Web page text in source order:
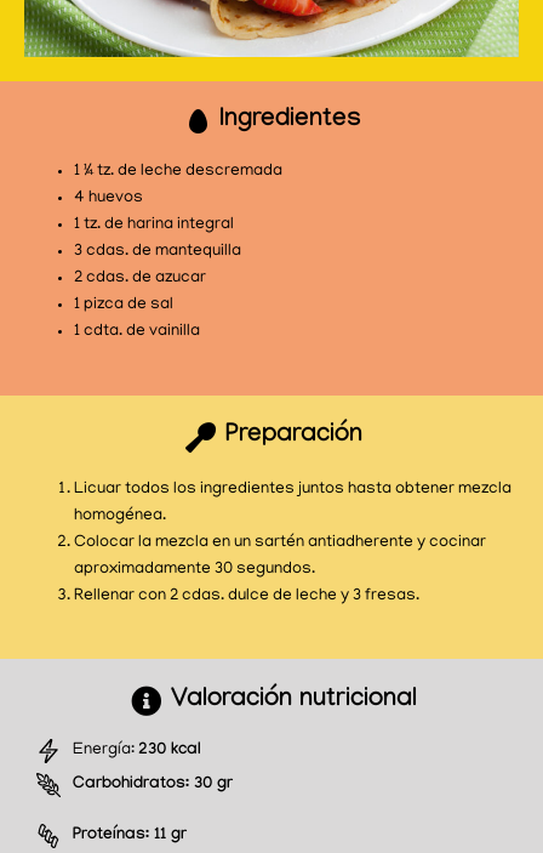
Ingredientes
1 ¼ tz. de leche descremada
4 huevos
1 tz. de harina integral
3 cdas. de mantequilla
2 cdas. de azucar
1 pizca de sal
1 cdta. de vainilla
Preparación
Licuar todos los ingredientes juntos hasta obtener mezcla
homogénea.
Colocar la mezcla en un sartén antiadherente y cocinar
aproximadamente 30 segundos.
Rellenar con 2 cdas. dulce de leche y 3 fresas.
Valoración nutricional
Energía: 230 kcal
Carbohidratos: 30 gr
Proteínas: 11 gr